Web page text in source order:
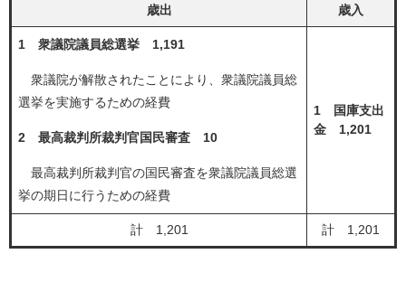
歳出
歳入
1 衆議院議員総選挙 1,191
衆議院が解散されたことにより、衆議院議員総
選挙を実施するための経費
2 最高裁判所裁判官国民審査 10
最高裁判所裁判官の国民審査を衆議院議員総選
挙の期日に行うための経費
1 国庫支出
金 1,201
計 1,201 計 1,201